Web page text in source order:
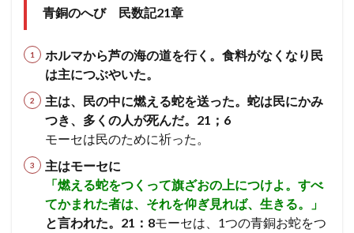
青銅のへび 民数記21章
ホルマから芦の海の道を行く。食料がなくなり民
は主につぶやいた。
主は、民の中に燃える蛇を送った。蛇は民にかみ
つき、多くの人が死んだ。21；6
モーセは民のために祈った。
主はモーセに
「燃える蛇をつくって旗ざおの上につけよ。すべ
てかまれた者は、それを仰ぎ見れば、生きる。」
と言われた。21：8モーセは、1つの青銅お蛇をつ